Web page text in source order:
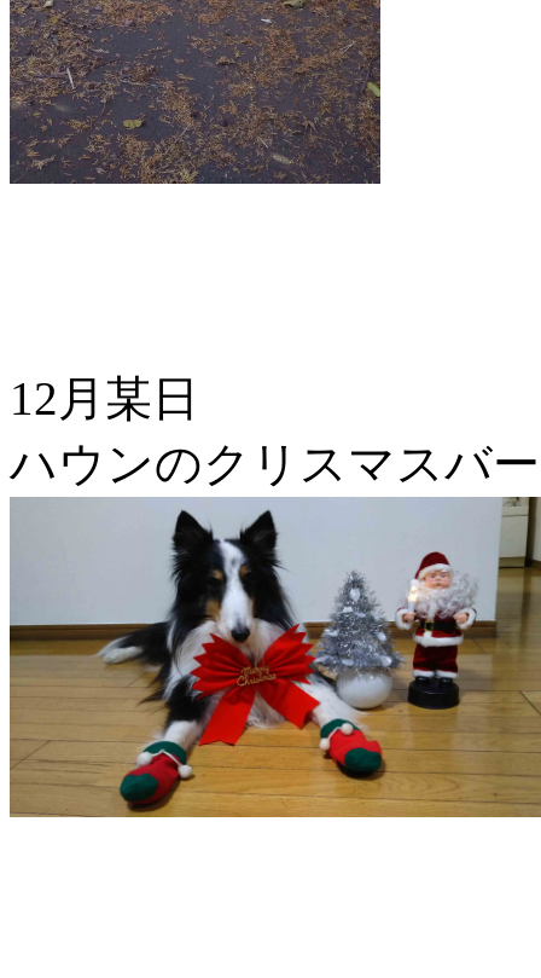
12月某日
ハウンのクリスマスバ